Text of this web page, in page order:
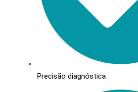
Precisão diagnóstica